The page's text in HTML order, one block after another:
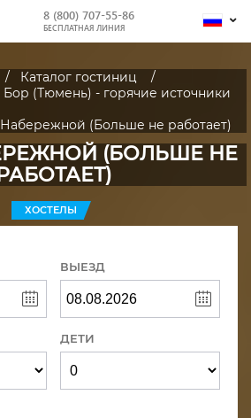
8 (800) 707-55-86
БЕСПЛАТНАЯ ЛИНИЯ
Каталог гостиниц
(Тюмень) - горячие источники
(Больше не работает)
(БОЛЬШЕ НЕ
РАБОТАЕТ)
ХОСТЕЛЫ
ВЫЕЗД
ДЕТИ